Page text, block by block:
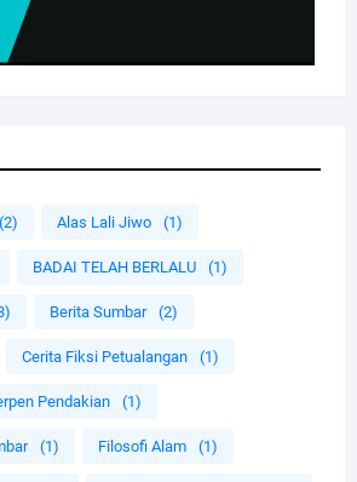
(2) Alas Lali Jiwo (1)
BADAI TELAH BERLALU (1)
Berita Sumbar (2)
Cerita Fiksi Petualangan (1)
Pendakian (1)
(1) Filosofi Alam (1)